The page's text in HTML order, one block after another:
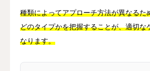
種類によってアプローチ方法が異なるた
どのタイプかを把握することが、適切な
なります。